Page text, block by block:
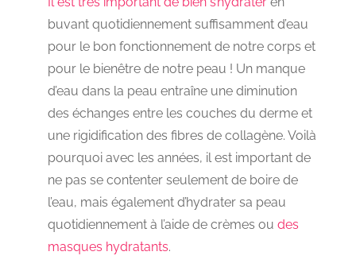
buvant quotidiennement suffisamment d’eau
pour le bon fonctionnement de notre corps et
pour le bienêtre de notre peau ! Un manque
d’eau dans la peau entraîne une diminution
des échanges entre les couches du derme et
une rigidification des fibres de collagène. Voilà
pourquoi avec les années, il est important de
ne pas se contenter seulement de boire de
l’eau, mais également d’hydrater sa peau
quotidiennement à l’aide de crèmes ou des
masques hydratants.